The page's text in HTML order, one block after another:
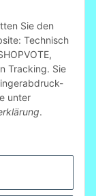
Sie den
Technisch
Tracking. Sie
unter
.
Initiative
im-